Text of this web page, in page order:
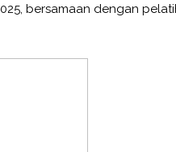
bersamaan dengan